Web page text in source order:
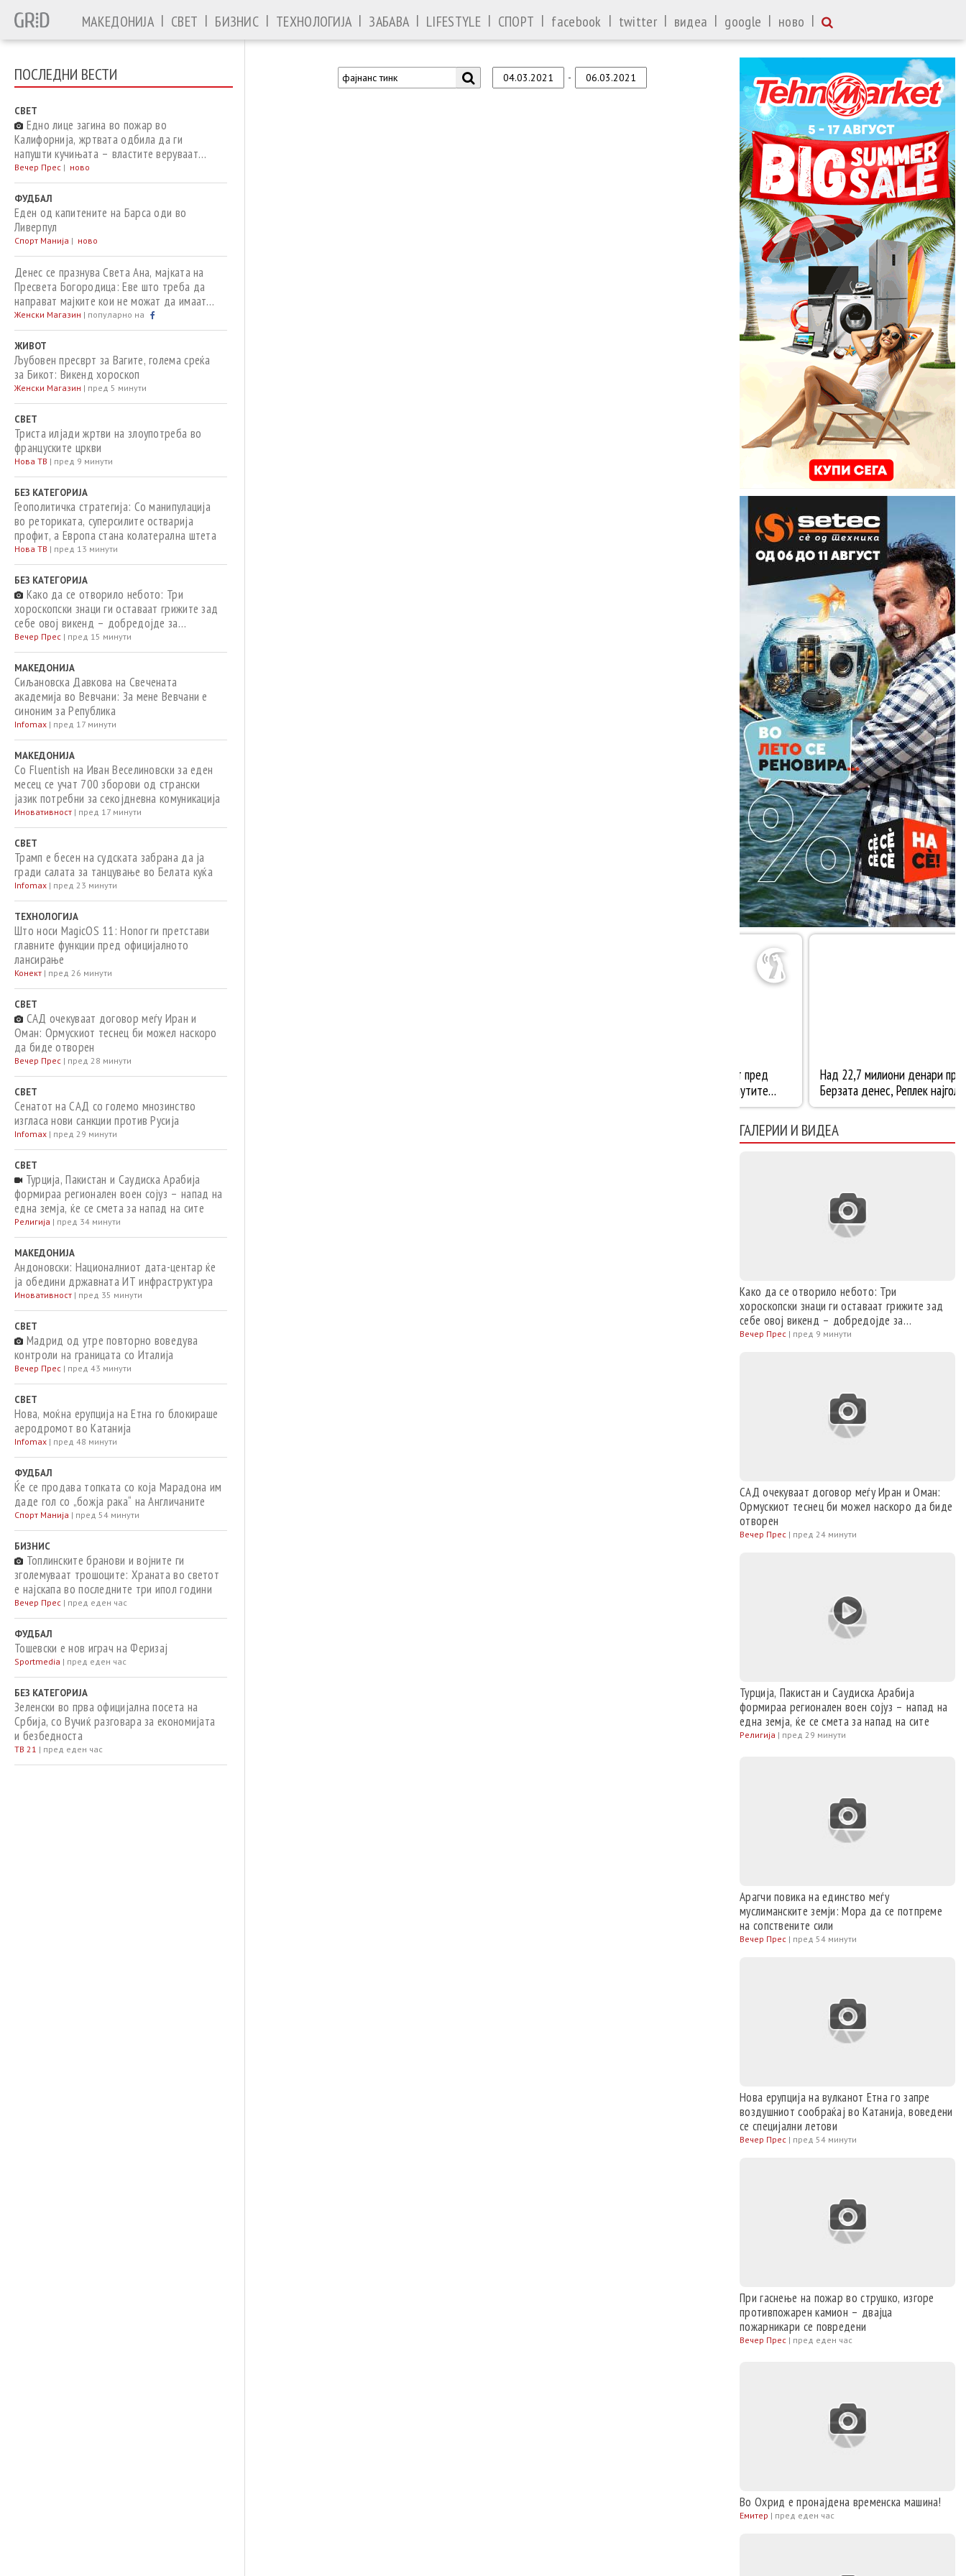
МАКЕДОНИЈА | СВЕТ | БИЗНИС | ТЕХНОЛОГИЈА | ЗАБАВА | LIFESTYLE | СПОРТ | facebook | twitter | видеа | google | ново |
ПОСЛЕДНИ ВЕСТИ
СВЕТ
Едно лице загина во пожар во
Калифорнија, жртвата одбила да ги
напушти кучињата – властите веруваат
дека бил предизвикан од моторна пила
Вечер Прес | ново
ФУДБАЛ
Еден од капитените на Барса оди во
Ливерпул
Спорт Манија | ново
Денес се празнува Света Ана, мајката на
Пресвета Богородица: Еве што треба да
направат мајките кои не можат да имаат
деца
Женски Магазин | популарно на
ЖИВОТ
Љубовен пресврт за Вагите, голема среќа
за Бикот: Викенд хороскоп
Женски Магазин | пред 5 минути
СВЕТ
Триста илјади жртви на злоупотреба во
француските цркви
Нова ТВ | пред 9 минути
БЕЗ КАТЕГОРИЈА
Геополитичка стратегија: Со манипулација
во реториката, суперсилите остварија
профит, а Европа стана колатерална штета
Нова ТВ | пред 13 минути
БЕЗ КАТЕГОРИЈА
Како да се отворило небото: Три
хороскопски знаци ги оставаат грижите зад
себе овој викенд – добредојде за
посреќните денови
Вечер Прес | пред 15 минути
МАКЕДОНИЈА
Сиљановска Давкова на Свечената
академија во Вевчани: За мене Вевчани е
синоним за Република
Infomax | пред 17 минути
МАКЕДОНИЈА
Со Fluentish на Иван Веселиновски за еден
месец се учат 700 зборови од странски
јазик потребни за секојдневна комуникација
Иновативност | пред 17 минути
СВЕТ
Трамп е бесен на судската забрана да ја
гради салата за танцување во Белата куќа
Infomax | пред 23 минути
ТЕХНОЛОГИЈА
Што носи MagicOS 11: Honor ги претстави
главните функции пред официјалното
лансирање
Конект | пред 26 минути
СВЕТ
САД очекуваат договор меѓу Иран и
Оман: Ормускиот теснец би можел наскоро
да биде отворен
Вечер Прес | пред 28 минути
СВЕТ
Сенатот на САД со големо мнозинство
изгласа нови санкции против Русија
Infomax | пред 29 минути
СВЕТ
Турција, Пакистан и Саудиска Арабија
формираа регионален воен сојуз – напад на
една земја, ќе се смета за напад на сите
Религија | пред 34 минути
МАКЕДОНИЈА
Андоновски: Националниот дата-центар ќе
ја обедини државната ИТ инфраструктура
Иновативност | пред 35 минути
СВЕТ
Мадрид од утре повторно воведува
контроли на границата со Италија
Вечер Прес | пред 43 минути
СВЕТ
Нова, моќна ерупција на Етна го блокираше
аеродромот во Катанија
Infomax | пред 48 минути
ФУДБАЛ
Ќе се продава топката со која Марадона им
даде гол со „божја рака“ на Англичаните
Спорт Манија | пред 54 минути
БИЗНИС
Топлинските бранови и војните ги
зголемуваат трошоците: Храната во светот
е најскапа во последните три ипол години
Вечер Прес | пред еден час
ФУДБАЛ
Тошевски е нов играч на Феризај
Sportmedia | пред еден час
БЕЗ КАТЕГОРИЈА
Зеленски во прва официјална посета на
Србија, со Вучиќ разговара за економијата
и безбедноста
ТВ 21 | пред еден час
-
ГАЛЕРИИ И ВИДЕА
Како да се отворило небото: Три
хороскопски знаци ги оставаат грижите зад
себе овој викенд – добредојде за
посреќните денови
Вечер Прес | пред 9 минути
САД очекуваат договор меѓу Иран и Оман:
Ормускиот теснец би можел наскоро да биде
отворен
Вечер Прес | пред 24 минути
Турција, Пакистан и Саудиска Арабија
формираа регионален воен сојуз – напад на
една земја, ќе се смета за напад на сите
Религија | пред 29 минути
Арагчи повика на единство меѓу
муслиманските земји: Мора да се потпреме
на сопствените сили
Вечер Прес | пред 54 минути
Нова ерупција на вулканот Етна го запре
воздушниот сообраќај во Катанија, воведени
се специјални летови
Вечер Прес | пред 54 минути
При гаснење на пожар во струшко, изгоре
противпожарен камион – двајца
пожарникари се повредени
Вечер Прес | пред еден час
Во Охрид е пронајдена временска машина!
Емитер | пред еден час